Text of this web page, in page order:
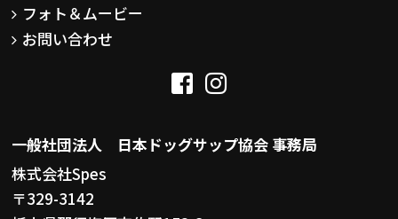
フォト＆ムービー
お問い合わせ
一般社団法人 日本ドッグサップ協会 事務局
株式会社Spes
〒329-3142